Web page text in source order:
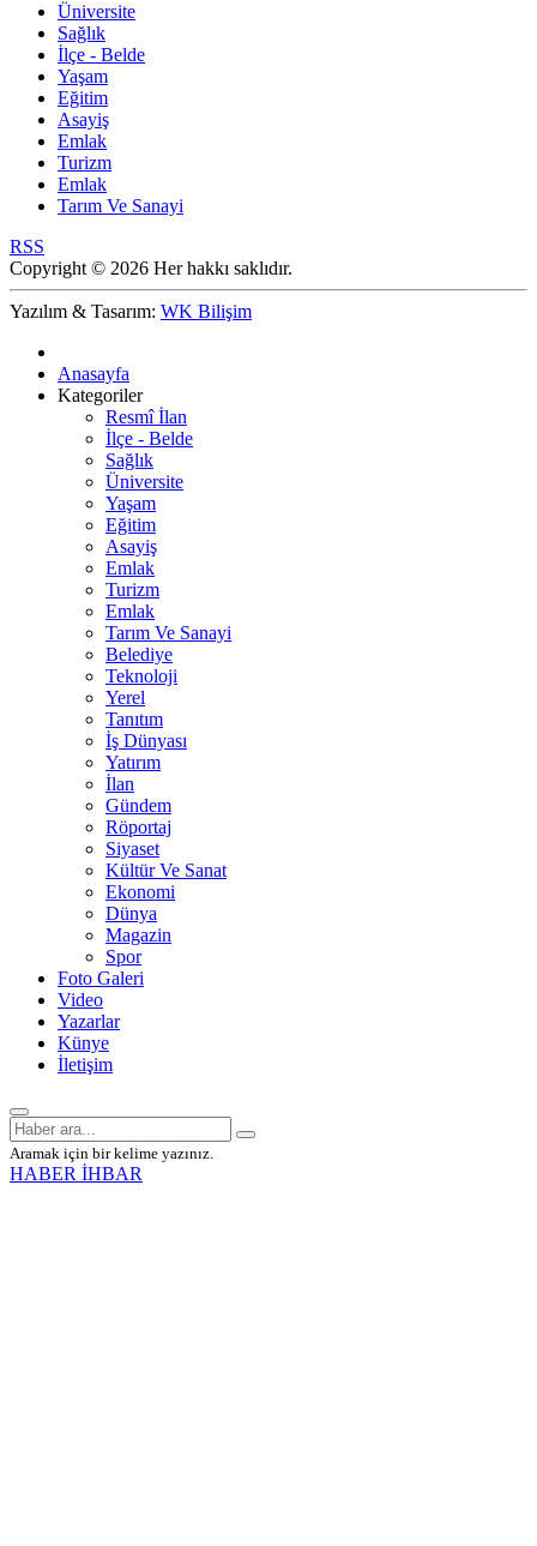
Üniversite
Sağlık
İlçe - Belde
Yaşam
Eğitim
Asayiş
Emlak
Turizm
Emlak
Tarım Ve Sanayi
RSS
Copyright © 2026 Her hakkı saklıdır.
Yazılım & Tasarım: WK Bilişim
Anasayfa
Kategoriler
Resmî İlan
İlçe - Belde
Sağlık
Üniversite
Yaşam
Eğitim
Asayiş
Emlak
Turizm
Emlak
Tarım Ve Sanayi
Belediye
Teknoloji
Yerel
Tanıtım
İş Dünyası
Yatırım
İlan
Gündem
Röportaj
Siyaset
Kültür Ve Sanat
Ekonomi
Dünya
Magazin
Spor
Foto Galeri
Video
Yazarlar
Künye
İletişim
Aramak için bir kelime yazınız.
HABER İHBAR